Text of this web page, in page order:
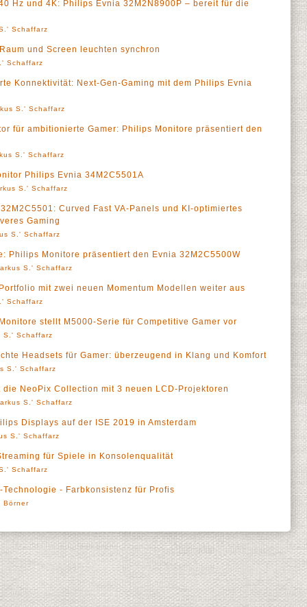
Hz und 4K: Philips Evnia 32M2N8900P – bereit für die
Schaffarz
und Screen leuchten synchron
Schaffarz
Konnektivität: Next-Gen-Gaming mit dem Philips Evnia
S.' Schaffarz
für ambitionierte Gamer: Philips Monitore präsentiert den
S.' Schaffarz
Philips Evnia 34M2C5501A
S.' Schaffarz
Curved Fast VA-Panels und KI-optimiertes
Gaming
S.' Schaffarz
Philips Monitore präsentiert den Evnia 32M2C5500W
S.' Schaffarz
mit zwei neuen Momentum Modellen weiter aus
Schaffarz
stellt M5000-Serie für Competitive Gamer vor
S.' Schaffarz
Headsets für Gamer: überzeugend in Klang und Komfort
S.' Schaffarz
NeoPix Collection mit 3 neuen LCD-Projektoren
S.' Schaffarz
Displays auf der ISE 2019 in Amsterdam
S.' Schaffarz
für Spiele in Konsolenqualität
Schaffarz
- Farbkonsistenz für Profis
Börner